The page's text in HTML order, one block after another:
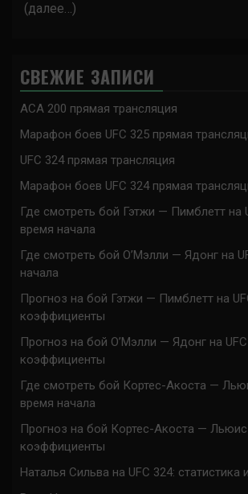
(далее…)
СВЕЖИЕ ЗАПИСИ
ACA 200 прямая трансляция
Марафон боев UFC 325 прямая
UFC 324 прямая трансляция
Марафон боев UFC 324 прямая
Где смотреть бой Гэтжи — Пимблетт на
время начала
Где смотреть бой О’Мэлли — Ядонг на
начала
Прогноз на бой Гэтжи — Пимблетт на
коэффициенты
Прогноз на бой О’Мэлли — Ядонг на UFC
коэффициенты
Где смотреть бой Кортес-Акоста —
время начала
Прогноз на бой Кортес-Акоста — Льюис
коэффициенты
Наталья Сильва на UFC 324: статистика